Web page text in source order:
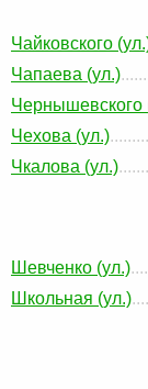
Чайковского
Чапаева (ул.)
Чернышевского
Чехова (ул.)
Чкалова (ул.)
Шевченко (ул.)
Школьная (ул.)